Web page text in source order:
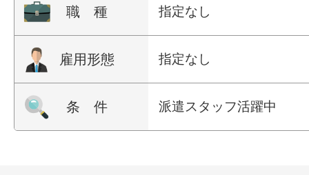
職 種 指定なし
雇用形態 指定なし
条 件 派遣スタッフ活躍中